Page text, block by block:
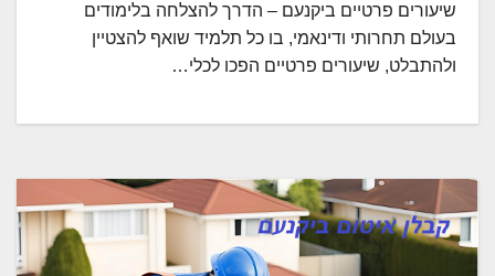
שיעורים פרטיים ביקנעם – הדרך להצלחה בלימודים
בעולם תחרותי ודינאמי, בו כל תלמיד שואף להצטיין
ולהתבלט, שיעורים פרטיים הפכו לכלי…